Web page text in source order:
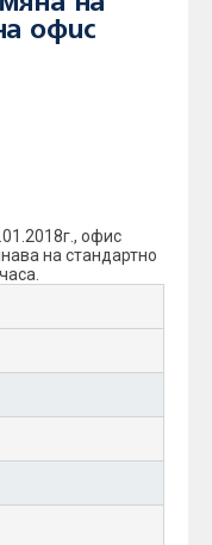
офис
офис
на стандартно